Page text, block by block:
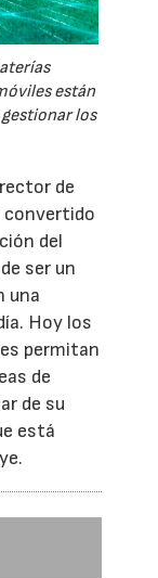
están
los
de
convertido
del
ser un
una
Hoy los
permitan
de
de su
está